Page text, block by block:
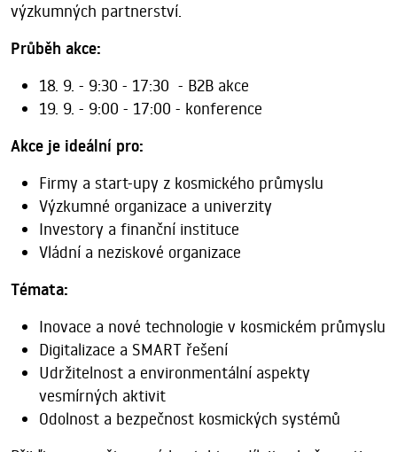
výzkumných partnerství.
Průběh akce:
18. 9. - 9:30 - 17:30 - B2B akce
19. 9. - 9:00 - 17:00 - konference
Akce je ideální pro:
Firmy a start-upy z kosmického průmyslu
Výzkumné organizace a univerzity
Investory a finanční instituce
Vládní a neziskové organizace
Témata:
Inovace a nové technologie v kosmickém průmyslu
Digitalizace a SMART řešení
Udržitelnost a environmentální aspekty
vesmírných aktivit
Odolnost a bezpečnost kosmických systémů